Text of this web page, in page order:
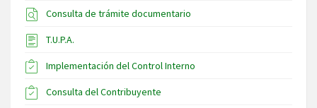
Consulta de trámite documentario
T.U.P.A.
Implementación del Control Interno
Consulta del Contribuyente